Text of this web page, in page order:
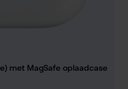
met MagSafe oplaadcase